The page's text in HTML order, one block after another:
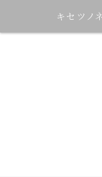
キセツノ